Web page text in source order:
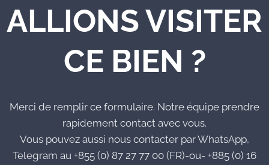
ALLIONS VISITER
CE BIEN ?
Merci de remplir ce formulaire. Notre équipe prendre
rapidement contact avec vous.
Vous pouvez aussi nous contacter par WhatsApp,
Telegram au +855 (0) 87 27 77 00 (FR)-ou- +885 (0) 16